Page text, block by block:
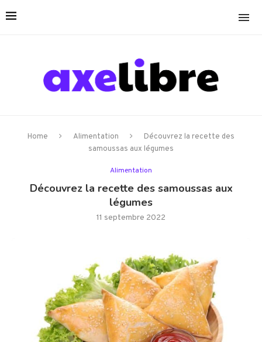
Home Alimentation
Découvrez la recette des
samoussas aux légumes
Alimentation
Découvrez la recette des samoussas aux
légumes
11 septembre 2022